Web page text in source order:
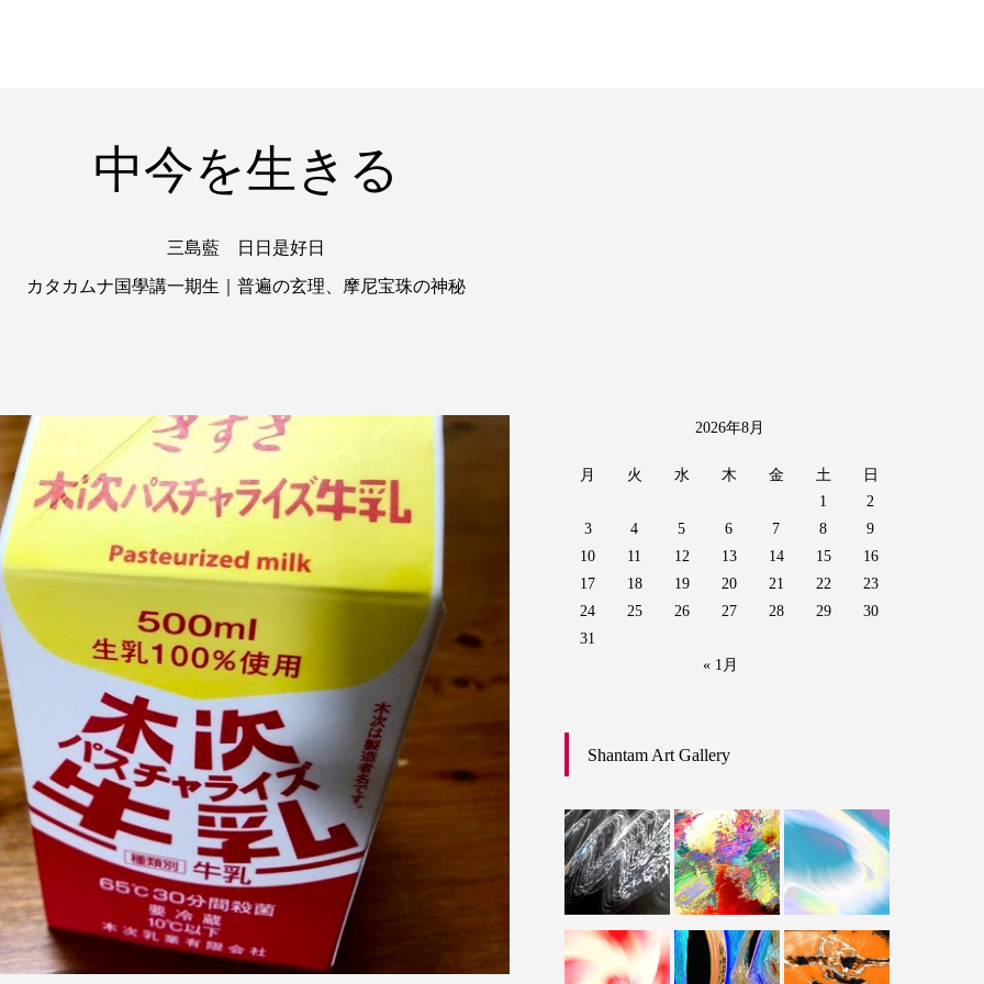
中今を生きる
三島藍 日日是好日
カタカムナ国學講一期生｜普遍の玄理、摩尼宝珠の神秘
2026年8月
月 火 水 木 金 土
日
1
2
3
4 5 6 7 8
9
10
11 12 13 14 15
16
17
18 19 20 21 22
23
24
25 26 27 28 29
30
31
« 1月
Shantam Art Gallery